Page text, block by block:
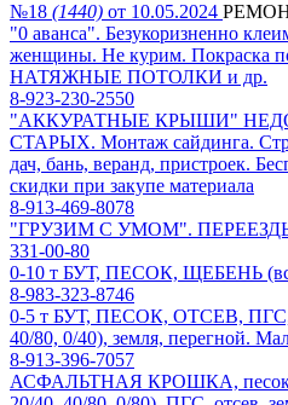
№18 (1440) от 10.05.2024
"0 аванса". Безукоризненно
женщины. Не курим. Покраска
НАТЯЖНЫЕ ПОТОЛКИ и др.
8-923-230-2550
"АККУРАТНЫЕ КРЫШИ"
СТАРЫХ. Монтаж сайдинга.
дач, бань, веранд, пристроек.
скидки при закупе материала
8-913-469-8078
"ГРУЗИМ С УМОМ".
331-00-80
0-10 т БУТ, ПЕСОК, ЩЕБЕНЬ
8-983-323-8746
0-5 т БУТ, ПЕСОК, ОТСЕВ, ПГС,
40/80, 0/40), земля, перегной.
8-913-396-7057
АСФАЛЬТНАЯ КРОШКА, песок,